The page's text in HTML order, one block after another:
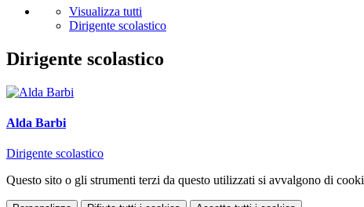
Visualizza tutti
Dirigente scolastico
Dirigente scolastico
Alda Barbi
Dirigente scolastico
Questo sito o gli strumenti terzi da questo utilizzati si avvalgono di